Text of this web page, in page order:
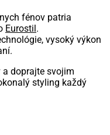
fénov patria
Eurostil.
vysoký výkon
doprajte svojim
styling každý